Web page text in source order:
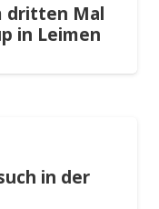
dritten Mal
in Leimen
in der